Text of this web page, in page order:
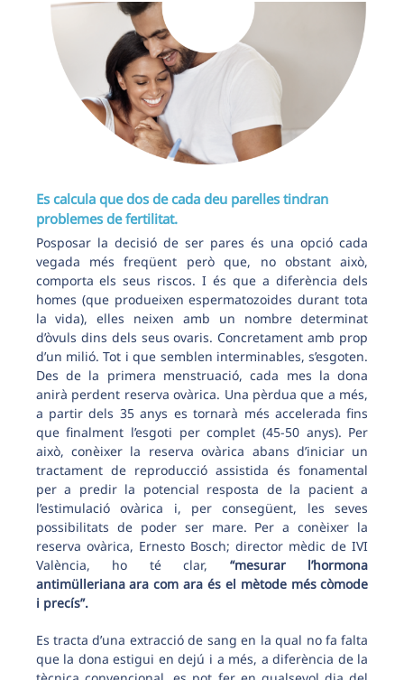
Es calcula que dos de cada deu parelles tindran
problemes de fertilitat.
Posposar la decisió de ser pares és una opció cada
vegada més freqüent però que, no obstant això,
comporta els seus riscos. I és que a diferència dels
homes (que produeixen espermatozoides durant tota
la vida), elles neixen amb un nombre determinat
d’òvuls dins dels seus ovaris. Concretament amb prop
d’un milió. Tot i que semblen interminables, s’esgoten.
Des de la primera menstruació, cada mes la dona
anirà perdent reserva ovàrica. Una pèrdua que a més,
a partir dels 35 anys es tornarà més accelerada fins
que finalment l’esgoti per complet (45-50 anys). Per
això, conèixer la reserva ovàrica abans d’iniciar un
tractament de reproducció assistida és fonamental
per a predir la potencial resposta de la pacient a
l’estimulació ovàrica i, per consegüent, les seves
possibilitats de poder ser mare. Per a conèixer la
reserva ovàrica, Ernesto Bosch; director mèdic de IVI
València, ho té clar, “mesurar l’hormona
antimülleriana ara com ara és el mètode més còmode
i precís”.
Es tracta d’una extracció de sang en la qual no fa falta
que la dona estigui en dejú i a més, a diferència de la